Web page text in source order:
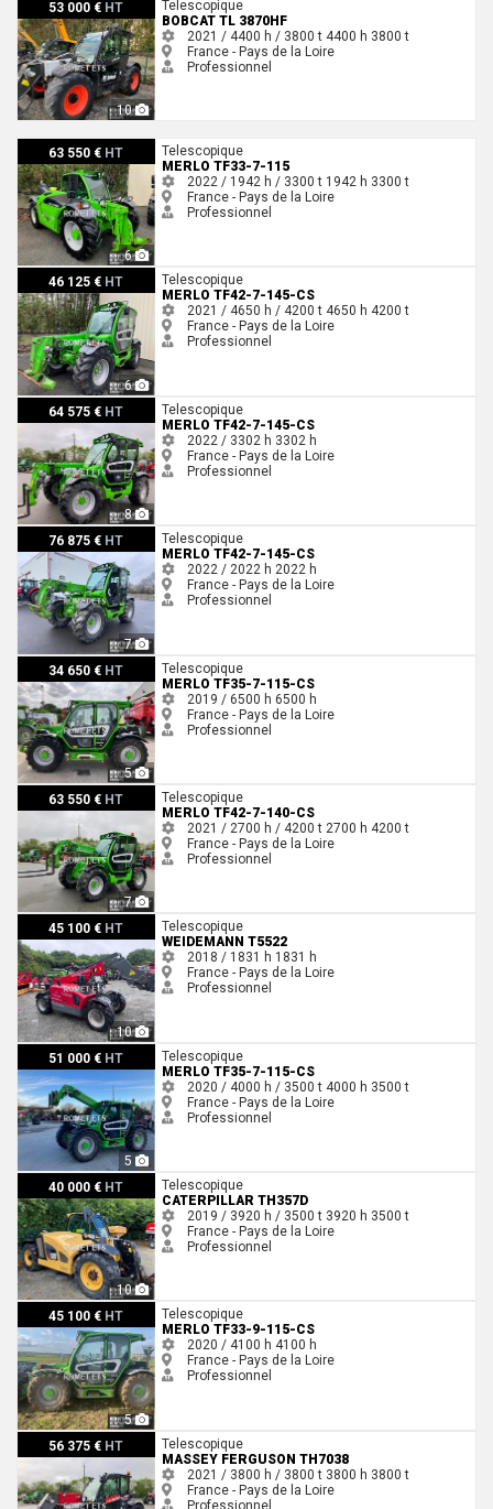
53 000 € HT
10
Telescopique
BOBCAT TL 3870HF
2021 / 4400 h / 3800 t 4400 h 3800 t
France - Pays de la Loire
Professionnel
63 550 € HT
6
Merlo TF33-7-115
Telescopique
MERLO TF33-7-115
2022 / 1942 h / 3300 t 1942 h 3300 t
France - Pays de la Loire
Professionnel
46 125 € HT
6
Merlo TF42-7-145-CS
Telescopique
MERLO TF42-7-145-CS
2021 / 4650 h / 4200 t 4650 h 4200 t
France - Pays de la Loire
Professionnel
64 575 € HT
8
Merlo TF42-7-145-CS
Telescopique
MERLO TF42-7-145-CS
2022 / 3302 h 3302 h
France - Pays de la Loire
Professionnel
76 875 € HT
7
Merlo TF42-7-145-CS
Telescopique
MERLO TF42-7-145-CS
2022 / 2022 h 2022 h
France - Pays de la Loire
Professionnel
34 650 € HT
5
Merlo TF35-7-115-CS
Telescopique
MERLO TF35-7-115-CS
2019 / 6500 h 6500 h
France - Pays de la Loire
Professionnel
63 550 € HT
7
Merlo TF42-7-140-CS
Telescopique
MERLO TF42-7-140-CS
2021 / 2700 h / 4200 t 2700 h 4200 t
France - Pays de la Loire
Professionnel
45 100 € HT
10
Weidemann T5522
Telescopique
WEIDEMANN T5522
2018 / 1831 h 1831 h
France - Pays de la Loire
Professionnel
51 000 € HT
5
Merlo TF35-7-115-CS
Telescopique
MERLO TF35-7-115-CS
2020 / 4000 h / 3500 t 4000 h 3500 t
France - Pays de la Loire
Professionnel
40 000 € HT
10
Caterpillar TH357D
Telescopique
CATERPILLAR TH357D
2019 / 3920 h / 3500 t 3920 h 3500 t
France - Pays de la Loire
Professionnel
45 100 € HT
5
Merlo TF33-9-115-CS
Telescopique
MERLO TF33-9-115-CS
2020 / 4100 h 4100 h
France - Pays de la Loire
Professionnel
56 375 € HT
Massey Ferguson TH7038Telescopique
MASSEY FERGUSON TH7038
2021 / 3800 h / 3800 t 3800 h 3800 t
France - Pays de la Loire
Professionnel